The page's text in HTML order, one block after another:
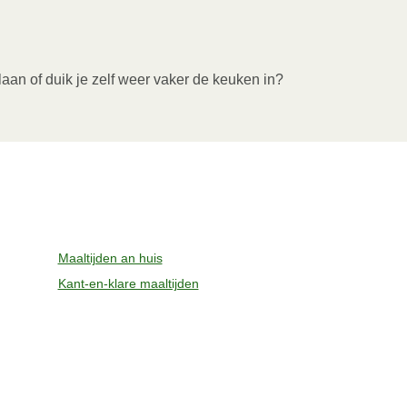
of duik je zelf weer vaker de keuken in?
Maaltijden an huis
Kant-en-klare maaltijden